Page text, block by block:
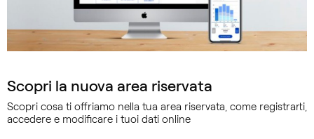
Scopri la nuova area riservata
Scopri cosa ti offriamo nella tua area riservata, come registrarti,
accedere e modificare i tuoi dati online